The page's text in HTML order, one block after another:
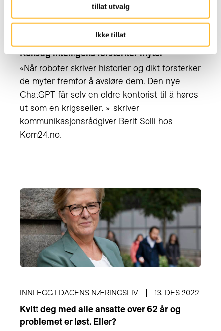
tillat utvalg
Ikke tillat
INNLEGG PÅ KOM24.NO 17. JAN 2023
Kunstig intelligens forsterker myter
«Når roboter skriver historier og dikt forsterker
de myter fremfor å avsløre dem. Den nye
ChatGPT får selv en eldre kontorist til å høres
ut som en krigsseiler. », skriver
kommunikasjonsrådgiver Berit Solli hos
Kom24.no.
INNLEGG I DAGENS NÆRINGSLIV 13. DES 2022
Kvitt deg med alle ansatte over 62 år og
problemet er løst. Eller?